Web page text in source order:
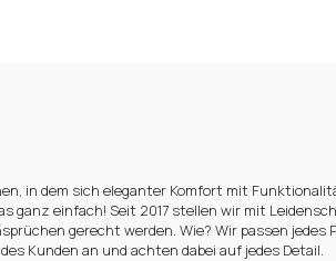
in dem sich eleganter Komfort mit
ganz einfach! Seit 2017 stellen wir mit
gerecht werden. Wie? Wir passen jedes
Kunden an und achten dabei auf jedes Detail.